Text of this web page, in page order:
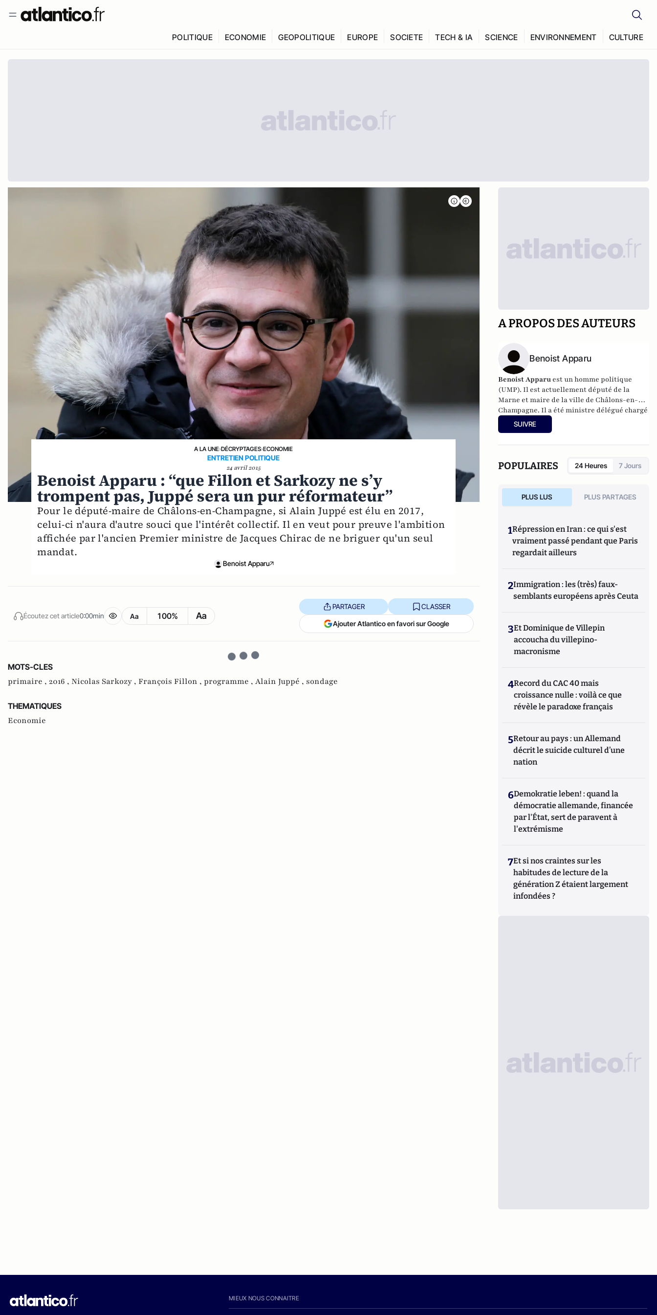
POLITIQUE ECONOMIE GEOPOLITIQUE EUROPE SOCIETE TECH & IA SCIENCE ENVIRONNEMENT CULTURE
A LA UNE›DÉCRYPTAGES›ECONOMIE
ENTRETIEN POLITIQUE
24 avril 2015
Benoist Apparu : “que Fillon et Sarkozy ne s’y
trompent pas, Juppé sera un pur réformateur”
Pour le député-maire de Châlons-en-Champagne, si Alain Juppé est élu en 2017,
celui-ci n'aura d'autre souci que l'intérêt collectif. Il en veut pour preuve l'ambition
affichée par l'ancien Premier ministre de Jacques Chirac de ne briguer qu'un seul
mandat.
Benoist Apparu
Écoutez cet article0:00min Aa 100% Aa
PARTAGER CLASSER
Ajouter Atlantico en favori sur Google
MOTS-CLES
primaire , 2016 , Nicolas Sarkozy , François Fillon , programme , Alain Juppé , sondage
THEMATIQUES
Economie
A PROPOS DES AUTEURS
Benoist Apparu
Benoist Apparu est un homme politique
(UMP). Il est actuellement député de la
Marne et maire de la ville de Châlons-en-
Champagne. Il a été ministre délégué chargé
du logement de février à mai 2012
SUIVRE
POPULAIRES 24 Heures 7 Jours
PLUS LUS PLUS PARTAGES
1Répression en Iran : ce qui s'est
vraiment passé pendant que Paris
regardait ailleurs
2Immigration : les (très) faux-
semblants européens après Ceuta
3Et Dominique de Villepin
accoucha du villepino-
macronisme
4Record du CAC 40 mais
croissance nulle : voilà ce que
révèle le paradoxe français
5Retour au pays : un Allemand
décrit le suicide culturel d’une
nation
6Demokratie leben! : quand la
démocratie allemande, financée
par l'État, sert de paravent à
l'extrémisme
7Et si nos craintes sur les
habitudes de lecture de la
génération Z étaient largement
infondées ?
MIEUX NOUS CONNAITRE